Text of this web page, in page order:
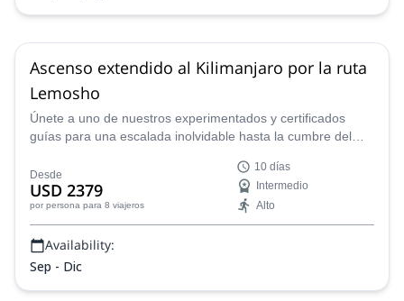
Ascenso extendido al Kilimanjaro por la ruta
Lemosho
Únete a uno de nuestros experimentados y certificados
guías para una escalada inolvidable hasta la cumbre del
Desde
USD 2379
por persona para 8 viajeros
10 días
Intermedio
Alto
Availability:
Sep - Dic